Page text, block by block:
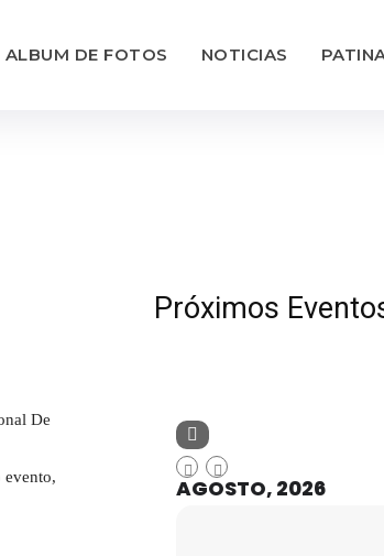
ALBUM DE FOTOS NOTICIAS
De
evento,
Próximos
AGOSTO, 2026